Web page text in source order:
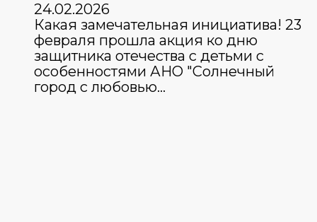
24.02.2026
Какая замечательная инициатива! 23
февраля прошла акция ко дню
защитника отечества с детьми с
особенностями АНО "Солнечный
город с любовью…